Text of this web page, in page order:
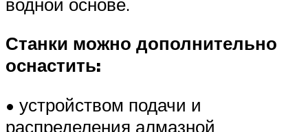
Станки можно дополнительно
оснастить:
• устройством подачи и
распределения алмазной